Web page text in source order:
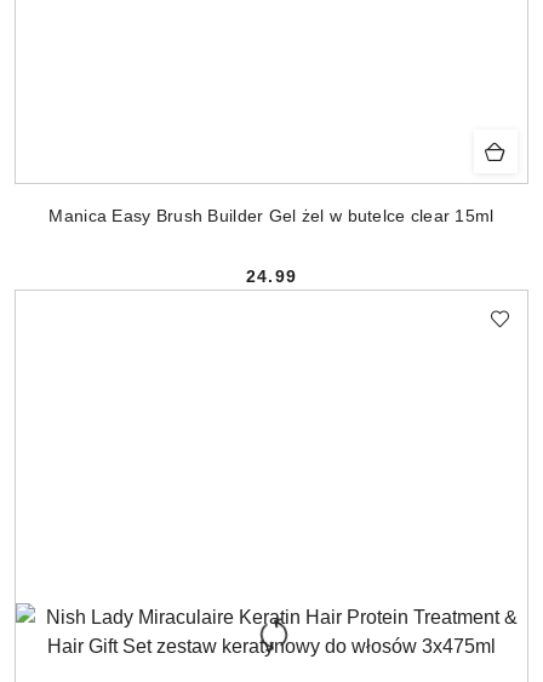
Manica Easy Brush Builder Gel żel w butelce clear 15ml
Cena:
24.99